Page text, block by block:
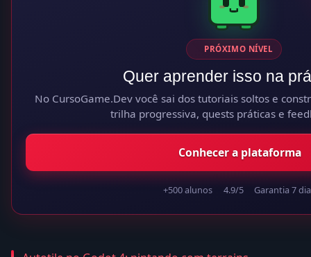
PRÓXIMO NÍVEL
Quer aprender isso na
No CursoGame.Dev você sai dos tutoriais soltos e
trilha progressiva, quests práticas e
Conhecer a plataforma
+500 alunos 4.9/5 Garantia 7